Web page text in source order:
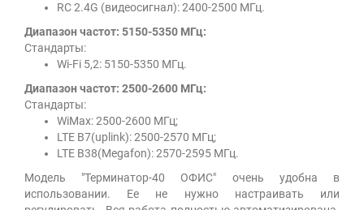
RC 2.4G (видеосигнал): 2400-2500 МГц.
Диапазон частот: 5150-5350 МГц:
Стандарты:
Wi-Fi 5,2: 5150-5350 МГц.
Диапазон частот: 2500-2600 МГц:
Стандарты:
WiMax: 2500-2600 МГц;
LTE B7(uplink): 2500-2570 МГц;
LTE B38(Мegafon): 2570-2595 МГц.
Модель "Терминатор-40 ОФИС" очень удобна в
использовании. Ее не нужно настраивать или